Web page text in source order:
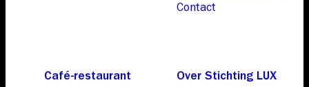
Contact
Café-restaurant Over Stichting LUX